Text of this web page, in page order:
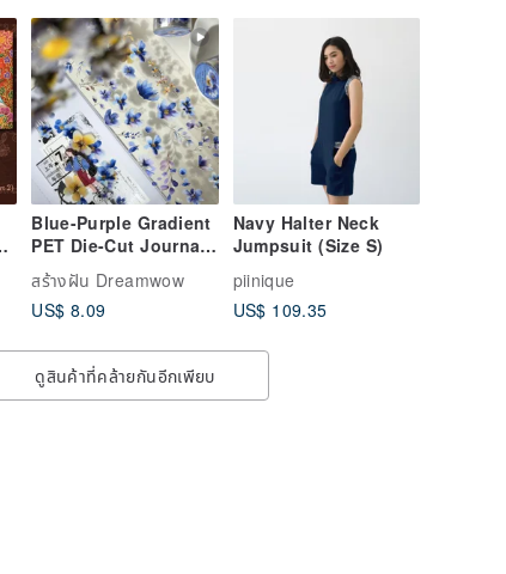
Blue-Purple Gradient
PET Die-Cut Journal
Sticker Tape -
Watercolor Floral
Journal Decoration,
Collage
สร้างฝัน Dreamwow
US$ 8.09
Navy Halter Neck
Jumpsuit (Size S)
piinique
US$ 109.35
ดูสินค้าที่คล้ายกันอีกเพียบ